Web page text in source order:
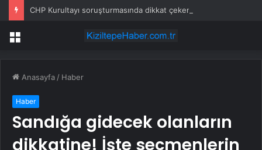
Menü
Anasayfa / Haber
Haber
Sandığa gidecek olanların
dikkatine! İşte seçmenlerin